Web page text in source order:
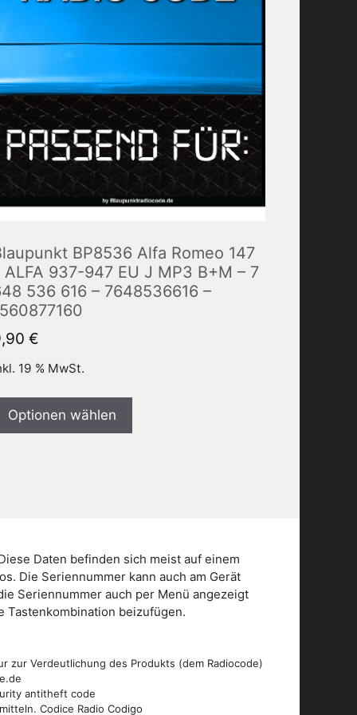
BP8536 Alfa Romeo 147
ALFA 937-947 EU J MP3 B+M – 7
536 616 – 7648536616 –
€
19 % MwSt.
Optionen wählen
Daten befinden sich meist auf einem
Die Seriennummer kann auch am Gerät
Seriennummer auch per Menü angezeigt
Tastenkombination beizufügen.
zur Verdeutlichung des Produkts (dem Radiocode)
antitheft code
Codice Radio Codigo